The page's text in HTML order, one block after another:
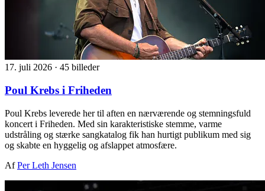
17. juli 2026 · 45 billeder
Poul Krebs i Friheden
Poul Krebs leverede her til aften en nærværende og stemningsfuld
koncert i Friheden. Med sin karakteristiske stemme, varme
udstråling og stærke sangkatalog fik han hurtigt publikum med sig
og skabte en hyggelig og afslappet atmosfære.
AfPer Leth Jensen